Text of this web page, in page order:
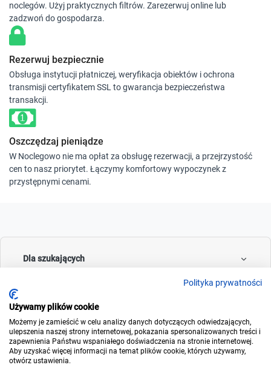
noclegów. Użyj praktycznych filtrów. Zarezerwuj online lub
zadzwoń do gospodarza.
Rezerwuj bezpiecznie
Obsługa instytucji płatniczej, weryfikacja obiektów i ochrona
transmisji certyfikatem SSL to gwarancja bezpieczeństwa
transakcji.
Oszczędzaj pieniądze
W Noclegowo nie ma opłat za obsługę rezerwacji, a przejrzystość
cen to nasz priorytet. Łączymy komfortowy wypoczynek z
przystępnymi cenami.
Dla szukających
Polityka prywatności
Używamy plików cookie
Możemy je zamieścić w celu analizy danych dotyczących odwiedzających,
ulepszenia naszej strony internetowej, pokazania spersonalizowanych treści i
zapewnienia Państwu wspaniałego doświadczenia na stronie internetowej.
Aby uzyskać więcej informacji na temat plików cookie, których używamy,
otwórz ustawienia.